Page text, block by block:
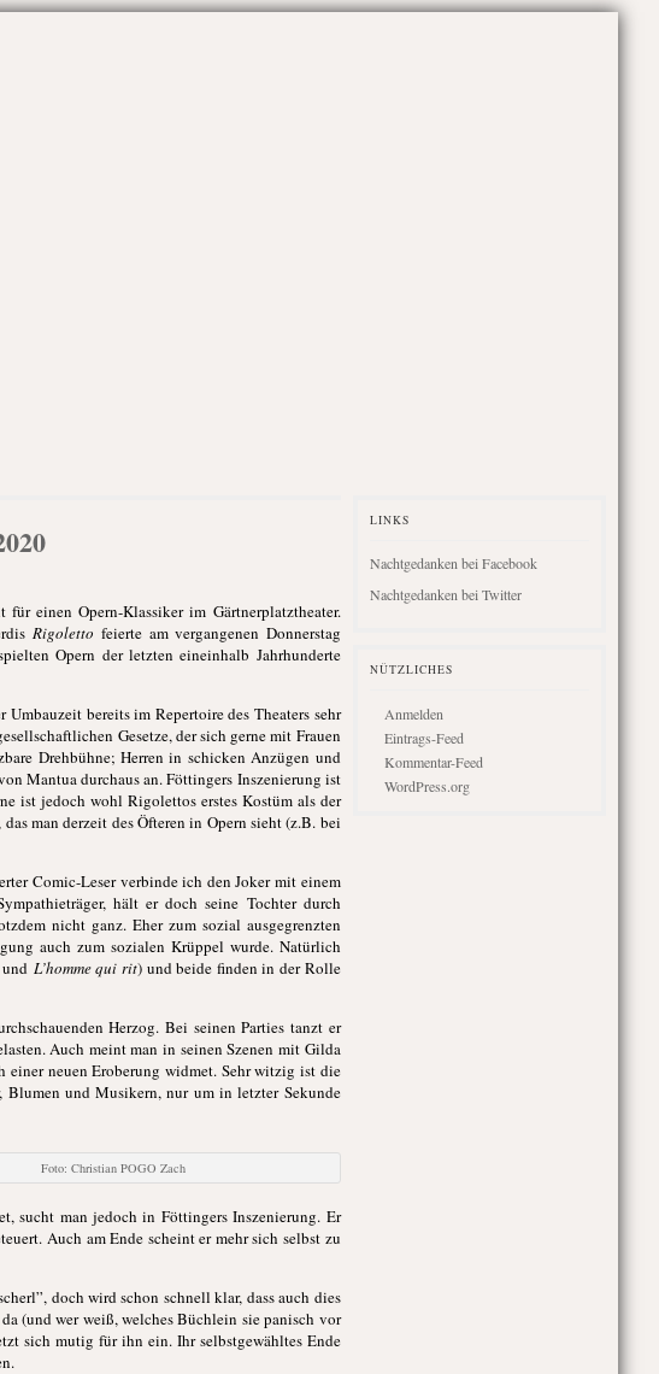
für einen Opern-Klassiker im Gärtnerplatztheater.
Rigolettofeierte am vergangenen Donnerstag
Opern der letzten eineinhalb Jahrhunderte
Umbauzeit bereits im Repertoire des Theaters sehr
Gesetze, der sich gerne mit Frauen
Drehbühne; Herren in schicken Anzügen und
Mantua durchaus an. Föttingers Inszenierung ist
ist jedoch wohl Rigolettos erstes Kostüm als der
man derzeit des Öfteren in Opern sieht (z.B. bei
Comic-Leser verbinde ich den Joker mit einem
hält er doch seine Tochter durch
nicht ganz. Eher zum sozial ausgegrenzten
auch zum sozialen Krüppel wurde. Natürlich
und L’homme qui rit) und beide finden in der Rolle
Herzog. Bei seinen Parties tanzt er
Auch meint man in seinen Szenen mit Gilda
einer neuen Eroberung widmet. Sehr witzig ist die
und Musikern, nur um in letzter Sekunde
Foto: Christian POGO Zach
sucht man jedoch in Föttingers Inszenierung. Er
Auch am Ende scheint er mehr sich selbst zu
doch wird schon schnell klar, dass auch dies
(und wer weiß, welches Büchlein sie panisch vor
sich mutig für ihn ein. Ihr selbstgewähltes Ende
LINKS
Nachtgedanken bei Facebook
Nachtgedanken bei Twitter
NÜTZLICHES
Anmelden
Eintrags-Feed
Kommentar-Feed
WordPress.org